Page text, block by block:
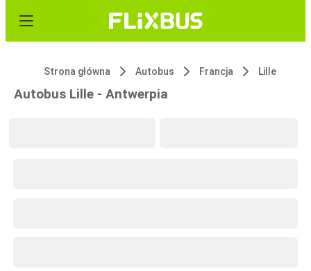
Strona główna Autobus Francja Lille
Autobus Lille - Antwerpia